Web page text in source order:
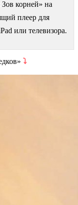
корней» на
плеер для
или телевизора.
⤵